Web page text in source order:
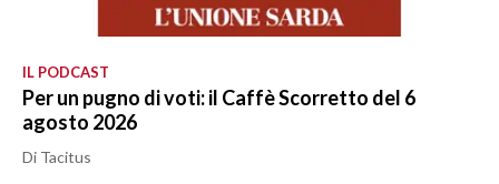
IL PODCAST
Per un pugno di voti: il Caffè Scorretto del 6
agosto 2026
Di Tacitus